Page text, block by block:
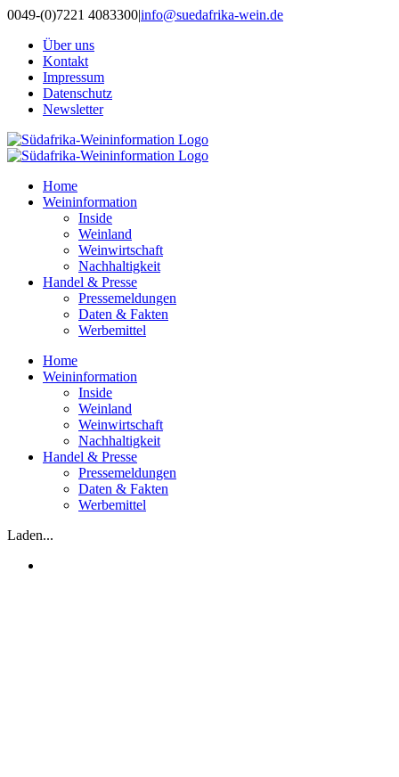
Zum
springen
0049-(0)7221 4083300|info@suedafrika-wein.de
Über uns
Kontakt
Impressum
Datenschutz
Newsletter
Home
Weininformation
Inside
Weinland
Weinwirtschaft
Nachhaltigkeit
Handel & Presse
Pressemeldungen
Daten & Fakten
Werbemittel
Home
Weininformation
Inside
Weinland
Weinwirtschaft
Nachhaltigkeit
Handel & Presse
Pressemeldungen
Daten & Fakten
Werbemittel
Laden...